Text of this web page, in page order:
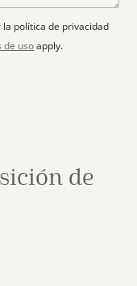
la política de privacidad
de usoapply.
de